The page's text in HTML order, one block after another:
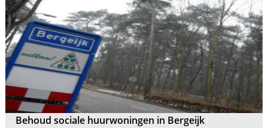
Behoud sociale huurwoningen in Bergeijk